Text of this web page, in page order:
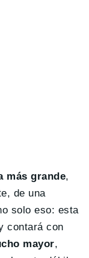
más grande,
de una
solo eso: esta
contará con
mayor,